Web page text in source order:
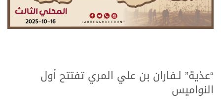
“عذية” لـفاران بن علي المري تفتتح أول
النواميس